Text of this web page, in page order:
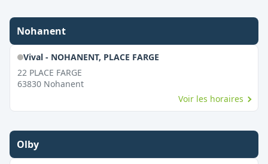
Nohanent
Vival - NOHANENT, PLACE FARGE
22 PLACE FARGE
63830 Nohanent
Voir les horaires
Olby